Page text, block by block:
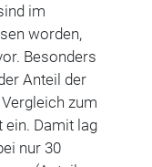
im
worden,
Besonders
Anteil der
zum
ein. Damit lag
nur 30